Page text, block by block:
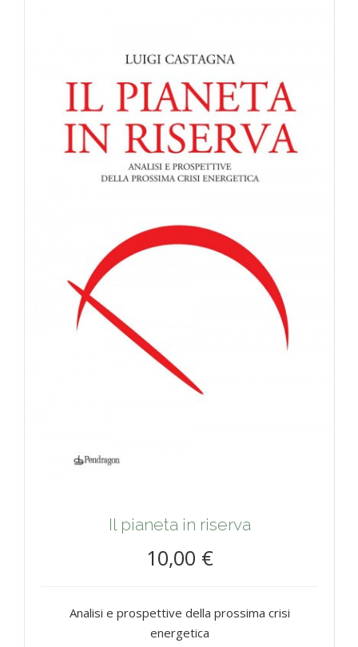
Il pianeta in riserva
10,00 €
Analisi e prospettive della prossima crisi
energetica